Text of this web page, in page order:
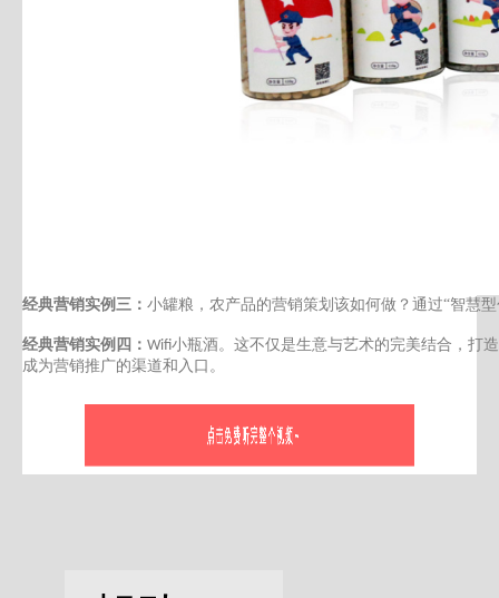
经典营销实例三： 小罐粮，农产品的营销策划该如何做？通过“智慧
经典营销实例四： Wifi小瓶酒。这不仅 是生意与艺术的完美结合 ，打造
成为营销推广的渠道和入口。